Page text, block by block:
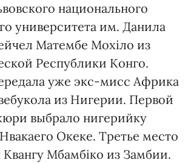
национального
университета им. Данила
Матембе Мохіло из
Республики Конго.
уже экс-мисс Африка
из Нигерии. Первой
выбрало нигерийку
Океке. Третье место
Мбамбіко из Замбии.